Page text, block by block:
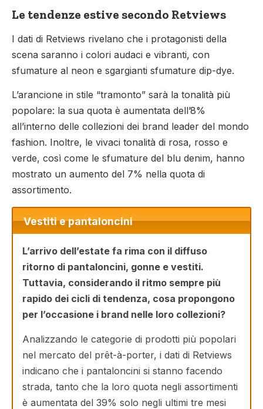
Le tendenze estive secondo Retviews
I dati di Retviews rivelano che i protagonisti della
scena saranno i colori audaci e vibranti, con
sfumature al neon e sgargianti sfumature dip-dye.
L’arancione in stile “tramonto” sarà la tonalità più
popolare: la sua quota è aumentata dell’8%
all’interno delle collezioni dei brand leader del mondo
fashion. Inoltre, le vivaci tonalità di rosa, rosso e
verde, così come le sfumature del blu denim, hanno
mostrato un aumento del 7% nella quota di
assortimento.
Vestiti e pantaloncini
L’arrivo dell’estate fa rima con il diffuso
ritorno di pantaloncini, gonne e vestiti.
Tuttavia, considerando il ritmo sempre più
rapido dei cicli di tendenza, cosa propongono
per l’occasione i brand nelle loro collezioni?
Analizzando le categorie di prodotti più popolari
nel mercato del prêt-à-porter, i dati di Retviews
indicano che i pantaloncini si stanno facendo
strada, tanto che la loro quota negli assortimenti
è aumentata del 39% solo negli ultimi tre mesi